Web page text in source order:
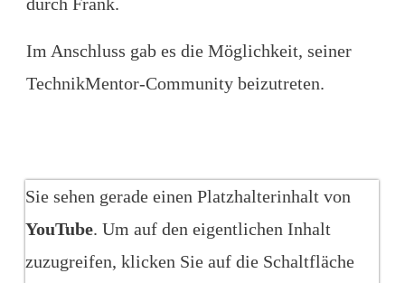
Im Anschluss gab es die Möglichkeit, seiner
TechnikMentor-Community beizutreten.
Sie sehen gerade einen Platzhalterinhalt von
YouTube. Um auf den eigentlichen Inhalt
zuzugreifen, klicken Sie auf die Schaltfläche